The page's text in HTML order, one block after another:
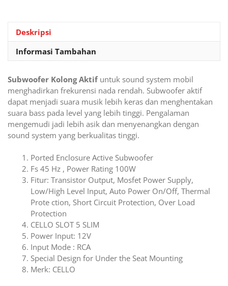
Deskripsi
Informasi Tambahan
Subwoofer Kolong Aktif untuk sound system mobil
menghadirkan frekurensi nada rendah. Subwoofer aktif
dapat menjadi suara musik lebih keras dan menghentakan
suara bass pada level yang lebih tinggi. Pengalaman
mengemudi jadi lebih asik dan menyenangkan dengan
sound system yang berkualitas tinggi.
Ported Enclosure Active Subwoofer
Fs 45 Hz , Power Rating 100W
Fitur: Transistor Output, Mosfet Power Supply,
Low/High Level Input, Auto Power On/Off, Thermal
Prote ction, Short Circuit Protection, Over Load
Protection
CELLO SLOT 5 SLIM
Power Input: 12V
Input Mode : RCA
Special Design for Under the Seat Mounting
Merk: CELLO